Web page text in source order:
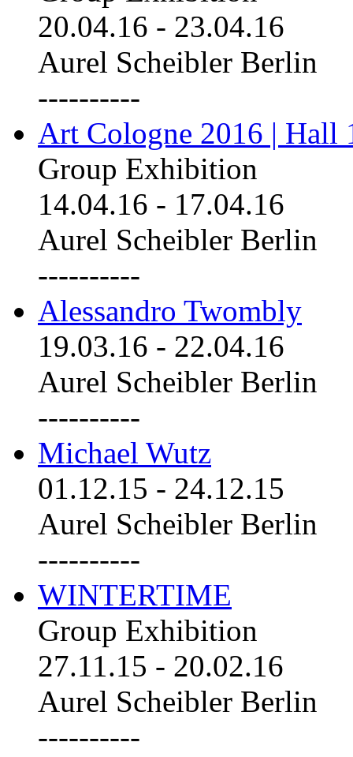
20.04.16 - 23.04.16
Aurel Scheibler Berlin
----------
Art Cologne 2016 | Hall
Group Exhibition
14.04.16 - 17.04.16
Aurel Scheibler Berlin
----------
Alessandro Twombly
19.03.16 - 22.04.16
Aurel Scheibler Berlin
----------
Michael Wutz
01.12.15 - 24.12.15
Aurel Scheibler Berlin
----------
WINTERTIME
Group Exhibition
27.11.15 - 20.02.16
Aurel Scheibler Berlin
----------